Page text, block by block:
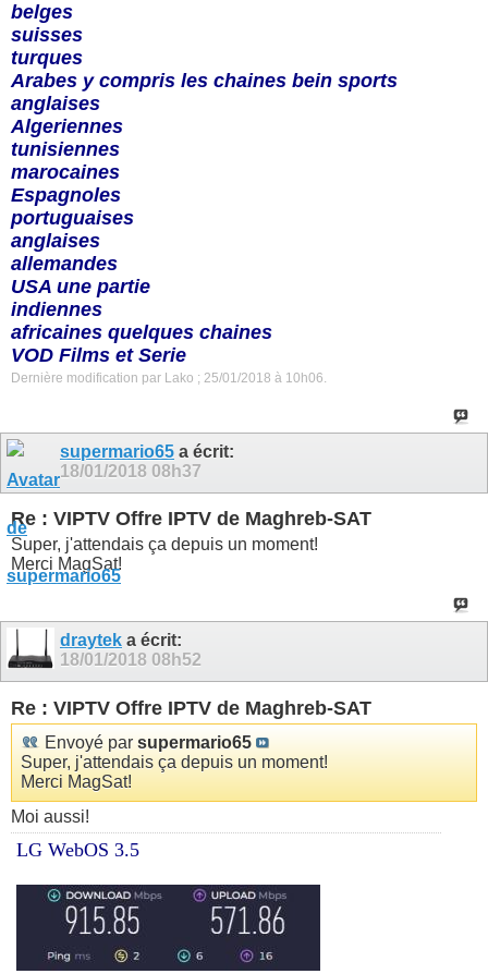
belges
suisses
turques
Arabes y compris les chaines bein sports
anglaises
Algeriennes
tunisiennes
marocaines
Espagnoles
portuguaises
anglaises
allemandes
USA une partie
indiennes
africaines quelques chaines
VOD Films et Serie
Dernière modification par Lako ; 25/01/2018 à 10h06.
supermario65 a écrit:
18/01/2018 08h37
Re : VIPTV Offre IPTV de Maghreb-SAT
Super, j'attendais ça depuis un moment!
Merci MagSat!
draytek a écrit:
18/01/2018 08h52
Re : VIPTV Offre IPTV de Maghreb-SAT
Envoyé par supermario65
Super, j'attendais ça depuis un moment!
Merci MagSat!
Moi aussi!
LG WebOS 3.5